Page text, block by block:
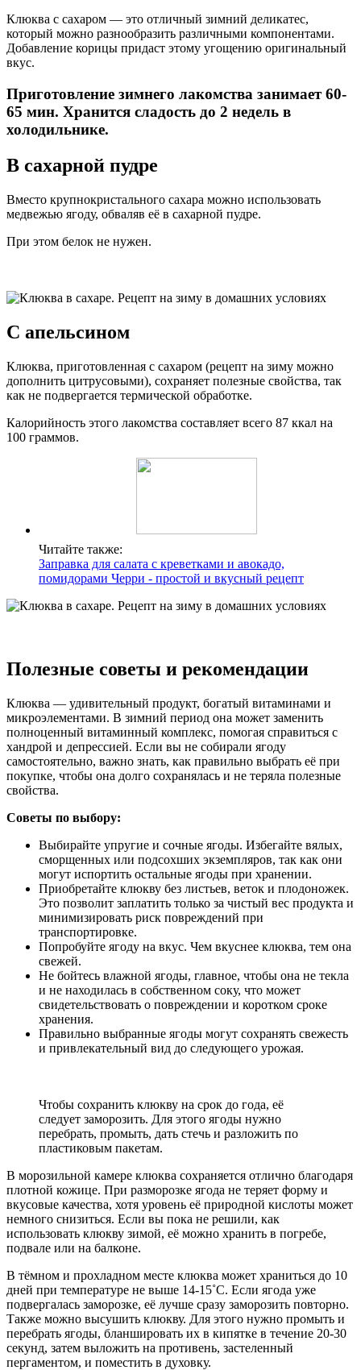
Клюква с сахаром — это отличный зимний деликатес,
который можно разнообразить различными компонентами.
Добавление корицы придаст этому угощению оригинальный
вкус.
Приготовление зимнего лакомства занимает 60-
65 мин. Хранится сладость до 2 недель в
холодильнике.
В сахарной пудре
Вместо крупнокристального сахара можно использовать
медвежью ягоду, обваляв её в сахарной пудре.
При этом белок не нужен.
С апельсином
Клюква, приготовленная с сахаром (рецепт на зиму можно
дополнить цитрусовыми), сохраняет полезные свойства, так
как не подвергается термической обработке.
Калорийность этого лакомства составляет всего 87 ккал на
100 граммов.
Читайте также:
Заправка для салата с креветками и авокадо,
помидорами Черри - простой и вкусный рецепт
Полезные советы и рекомендации
Клюква — удивительный продукт, богатый витаминами и
микроэлементами. В зимний период она может заменить
полноценный витаминный комплекс, помогая справиться с
хандрой и депрессией. Если вы не собирали ягоду
самостоятельно, важно знать, как правильно выбрать её при
покупке, чтобы она долго сохранялась и не теряла полезные
свойства.
Советы по выбору:
Выбирайте упругие и сочные ягоды. Избегайте вялых,
сморщенных или подсохших экземпляров, так как они
могут испортить остальные ягоды при хранении.
Приобретайте клюкву без листьев, веток и плодоножек.
Это позволит заплатить только за чистый вес продукта и
минимизировать риск повреждений при
транспортировке.
Попробуйте ягоду на вкус. Чем вкуснее клюква, тем она
свежей.
Не бойтесь влажной ягоды, главное, чтобы она не текла
и не находилась в собственном соку, что может
свидетельствовать о повреждении и коротком сроке
хранения.
Правильно выбранные ягоды могут сохранять свежесть
и привлекательный вид до следующего урожая.
Чтобы сохранить клюкву на срок до года, её
следует заморозить. Для этого ягоды нужно
перебрать, промыть, дать стечь и разложить по
пластиковым пакетам.
В морозильной камере клюква сохраняется отлично благодаря
плотной кожице. При разморозке ягода не теряет форму и
вкусовые качества, хотя уровень её природной кислоты может
немного снизиться. Если вы пока не решили, как
использовать клюкву зимой, её можно хранить в погребе,
подвале или на балконе.
В тёмном и прохладном месте клюква может храниться до 10
дней при температуре не выше 14-15˚С. Если ягода уже
подвергалась заморозке, её лучше сразу заморозить повторно.
Также можно высушить клюкву. Для этого нужно промыть и
перебрать ягоды, бланшировать их в кипятке в течение 20-30
секунд, затем выложить на противень, застеленный
пергаментом, и поместить в духовку.